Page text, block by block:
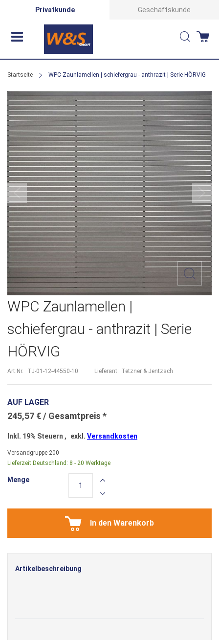
Privatkunde Geschäftskunde
Suche
Startseite WPC Zaunlamellen | schiefergrau - anthrazit | Serie HÖRVIG
Zum
Ende
der
Bildergalerie
springen
Zum
der
Bildergalerie
WPC Zaunlamellen |
schiefergrau - anthrazit | Serie
HÖRVIG
Art.Nr. TJ-01-12-44550-10 Lieferant: Tetzner & Jentzsch
AUF LAGER
245,57 €
Inkl. 19% Steuern , exkl. Versandkosten
Versandgruppe 200
Lieferzeit Deutschland: 8 - 20 Werktage
Menge
In den Warenkorb
Artikelbeschreibung